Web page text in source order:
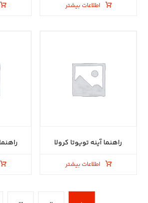
اطلاعات بیشتر
راهنما آینه تویوتا کرولا
اطلاعات بیشتر